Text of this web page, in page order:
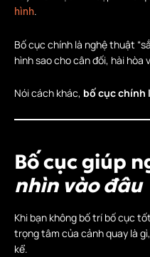
hình.
Bố cục chính là nghệ thuật
hình sao cho cân đối, hài hòa
Nói cách khác, bố cục chính
Bố cục giúp
nhìn vào đâu
Khi bạn không bố trí bố cục
trọng tâm của cảnh quay là
kể.